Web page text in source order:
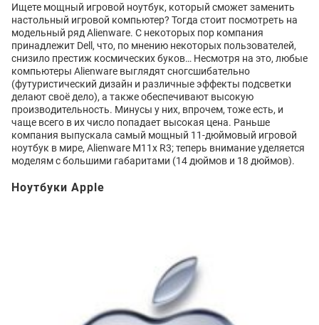
Ищете мощный игровой ноутбук, который сможет заменить
настольный игровой компьютер? Тогда стоит посмотреть на
модельный ряд Alienware. С некоторых пор компания
принадлежит Dell, что, по мнению некоторых пользователей,
снизило престиж космических буков… Несмотря на это, любые
компьютеры Alienware выглядят сногсшибательно
(футуристический дизайн и различные эффекты подсветки
делают своё дело), а также обеспечивают высокую
производительность. Минусы у них, впрочем, тоже есть, и
чаще всего в их число попадает высокая цена. Раньше
компания выпускала самый мощный 11-дюймовый игровой
ноутбук в мире, Alienware M11x R3; теперь внимание уделяется
моделям с большими габаритами (14 дюймов и 18 дюймов).
Ноутбуки Apple